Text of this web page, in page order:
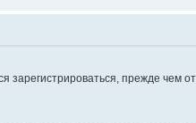
прежде чем